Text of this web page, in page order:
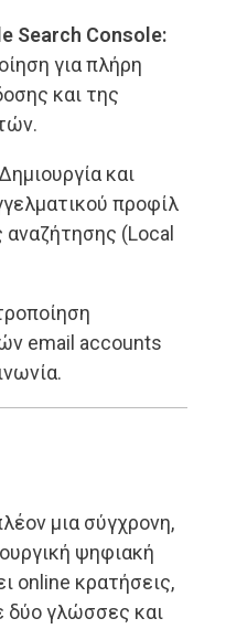
Search Console:
για πλήρη
και της
Δημιουργία και
προφίλ
αναζήτησης (Local
email accounts
μια σύγχρονη,
ψηφιακή
online κρατήσεις,
δύο γλώσσες και